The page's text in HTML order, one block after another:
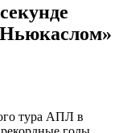
тура АПЛ в